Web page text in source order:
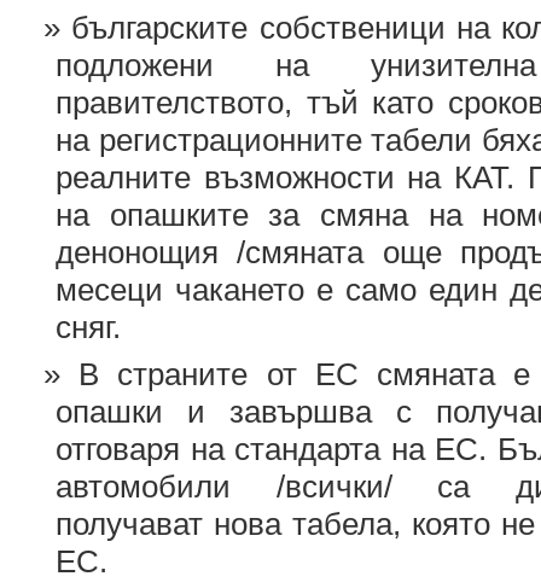
българските собственици на
подложени на
правителството, тъй като
на регистрационните табели
реалните възможности на КАТ.
на опашките за смяна на
денонощия /смяната още
месеци чакането е само един
сняг.
В страните от ЕС смяната е
опашки и завършва с
отговаря на стандарта на ЕС.
автомобили /всички/ са
получават нова табела, която
ЕС.